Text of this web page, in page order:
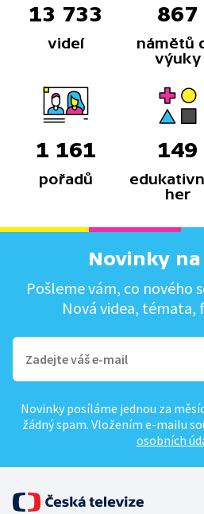
13 733
videí
867
námětů
výuky
1 161
pořadů
149
her
Novinky
Pošleme vám, co nového
Nová videa, témata,
Novinky posíláme jednou za
žádný spam. Vložením e-mailu
osobních